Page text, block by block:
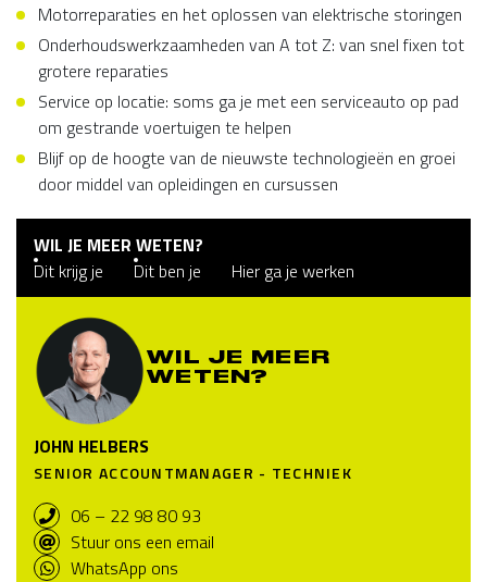
Motorreparaties en het oplossen van elektrische storingen
Onderhoudswerkzaamheden van A tot Z: van snel fixen tot
grotere reparaties
Service op locatie: soms ga je met een serviceauto op pad
om gestrande voertuigen te helpen
Blijf op de hoogte van de nieuwste technologieën en groei
door middel van opleidingen en cursussen
WIL JE MEER WETEN?
Dit krijg je
Dit ben je Hier ga je werken
WIL JE MEER
WETEN?
JOHN HELBERS
SENIOR ACCOUNTMANAGER - TECHNIEK
06 – 22 98 80 93
Stuur ons een email
WhatsApp ons